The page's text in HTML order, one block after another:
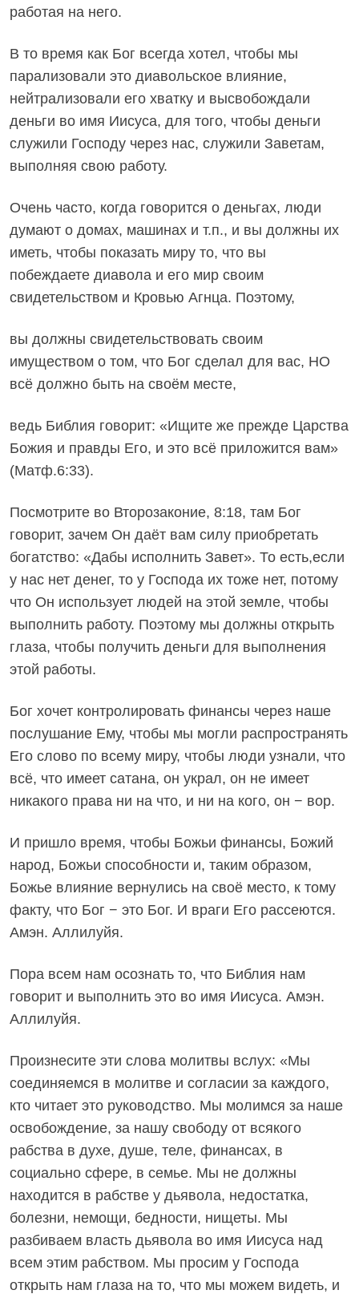
работая на него.
В то время как Бог всегда хотел, чтобы мы
парализовали это диавольское влияние,
нейтрализовали его хватку и высвобождали
деньги во имя Иисуса, для того, чтобы деньги
служили Господу через нас, служили Заветам,
выполняя свою работу.
Очень часто, когда говорится о деньгах, люди
думают о домах, машинах и т.п., и вы должны их
иметь, чтобы показать миру то, что вы
побеждаете диавола и его мир своим
свидетельством и Кровью Агнца. Поэтому,
вы должны свидетельствовать своим
имуществом о том, что Бог сделал для вас, НО
всё должно быть на своём месте,
ведь Библия говорит: «Ищите же прежде Царства
Божия и правды Его, и это всё приложится вам»
(Матф.6:33).
Посмотрите во Второзаконие, 8:18, там Бог
говорит, зачем Он даёт вам силу приобретать
богатство: «Дабы исполнить Завет». То есть,если
у нас нет денег, то у Господа их тоже нет, потому
что Он использует людей на этой земле, чтобы
выполнить работу. Поэтому мы должны открыть
глаза, чтобы получить деньги для выполнения
этой работы.
Бог хочет контролировать финансы через наше
послушание Ему, чтобы мы могли распространять
Его слово по всему миру, чтобы люди узнали, что
всё, что имеет сатана, он украл, он не имеет
никакого права ни на что, и ни на кого, он − вор.
И пришло время, чтобы Божьи финансы, Божий
народ, Божьи способности и, таким образом,
Божье влияние вернулись на своё место, к тому
факту, что Бог − это Бог. И враги Его рассеются.
Амэн. Аллилуйя.
Пора всем нам осознать то, что Библия нам
говорит и выполнить это во имя Иисуса. Амэн.
Аллилуйя.
Произнесите эти слова молитвы вслух: «Мы
соединяемся в молитве и согласии за каждого,
кто читает это руководство. Мы молимся за наше
освобождение, за нашу свободу от всякого
рабства в духе, душе, теле, финансах, в
социально сфере, в семье. Мы не должны
находится в рабстве у дьявола, недостатка,
болезни, немощи, бедности, нищеты. Мы
разбиваем власть дьявола во имя Иисуса над
всем этим рабством. Мы просим у Господа
открыть нам глаза на то, что мы можем видеть, и